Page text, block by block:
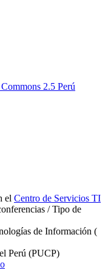
2.5 Perú
el Centro de Servicios TI
/ Tipo de
de Información (
Perú (PUCP)